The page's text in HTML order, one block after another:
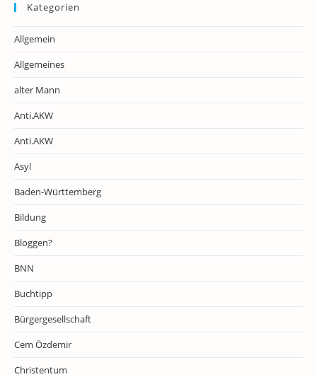
Kategorien
Allgemein
Allgemeines
alter Mann
Anti.AKW
Anti.AKW
Asyl
Baden-Württemberg
Bildung
Bloggen?
BNN
Buchtipp
Bürgergesellschaft
Cem Özdemir
Christentum